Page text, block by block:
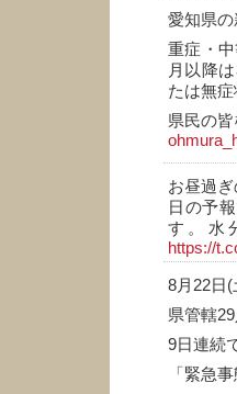
愛知県
重症・
月以降
たは無症
県民の
お昼過
日の予
す。水
https://
8月22日(
県管轄
9日連続
「緊急